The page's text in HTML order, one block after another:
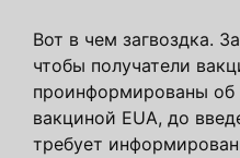
Вот в чем загвоздка.
чтобы получатели
проинформированы об
вакциной EUA, до
требует